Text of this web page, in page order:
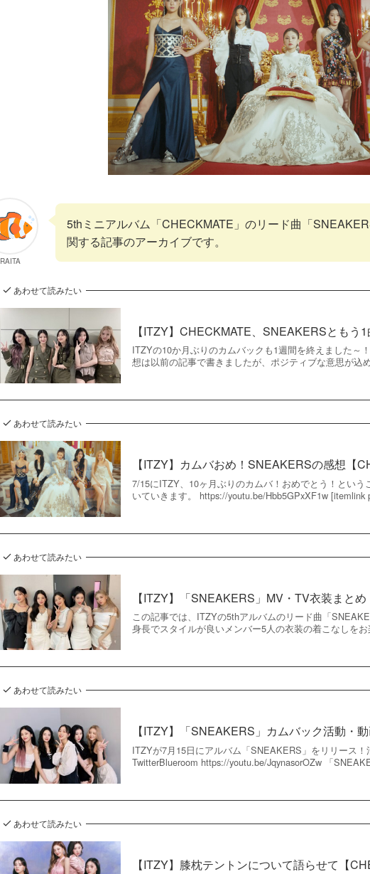
RAITA
5thミニアルバム「CHECKMATE」のリード曲「
関する記事のアーカイブです。
あわせて読みたい
【ITZY】CHECKMATE、SNEAKERSともう1
ITZYの10か月ぶりのカムバックも1週間を終えました
想は以前の記事で書きましたが、ポジティブな意思が込
あわせて読みたい
【ITZY】カムバおめ！SNEAKERSの感想【
7/15にITZY、10ヶ月ぶりのカムバ！おめでとう！とい
いていきます。 https://youtu.be/Hbb5GPxXF1w [itemlink
あわせて読みたい
【ITZY】「SNEAKERS」MV・TV衣装まとめ
この記事では、ITZYの5thアルバムのリード曲「
身長でスタイルが良いメンバー5人の衣装の着こなしを
あわせて読みたい
【ITZY】「SNEAKERS」カムバック活動・
ITZYが7月15日にアルバム「SNEAKERS」をリリース！
TwitterBlueroom https://youtu.be/JqynasorOZw 「
あわせて読みたい
【ITZY】膝枕テントンについて語らせて【